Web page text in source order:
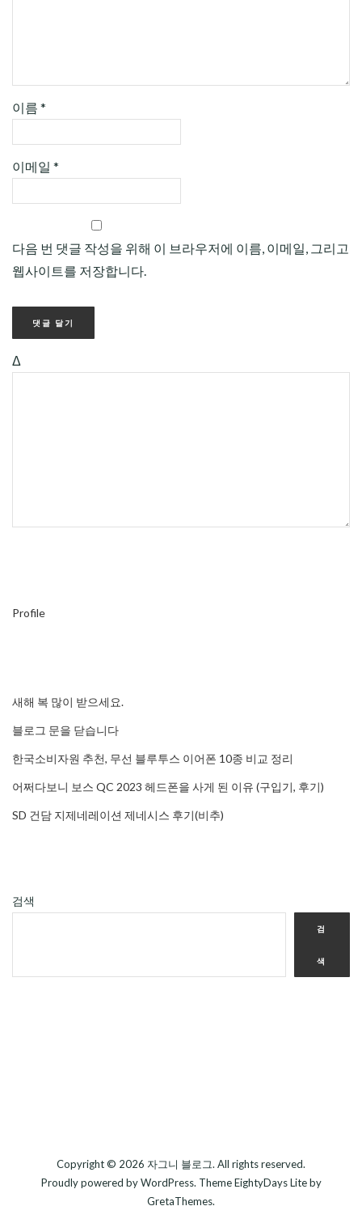
이름 *
이메일 *
다음 번 댓글 작성을 위해 이 브라우저에 이름, 이메일, 그리고
웹사이트를 저장합니다.
Δ
Profile
새해 복 많이 받으세요.
블로그 문을 닫습니다
한국소비자원 추천, 무선 블루투스 이어폰 10종 비교 정리
어쩌다보니 보스 QC 2023 헤드폰을 사게 된 이유 (구입기, 후기)
SD 건담 지제네레이션 제네시스 후기(비추)
검색
검
색
Copyright © 2026 자그니 블로그. All rights reserved.
Proudly powered byWordPress. ThemeEightyDays Liteby
GretaThemes.